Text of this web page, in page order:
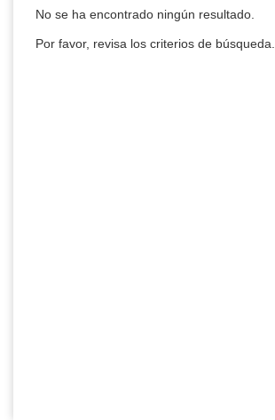
No se ha encontrado ningún resultado.
Por favor, revisa los criterios de búsqueda.